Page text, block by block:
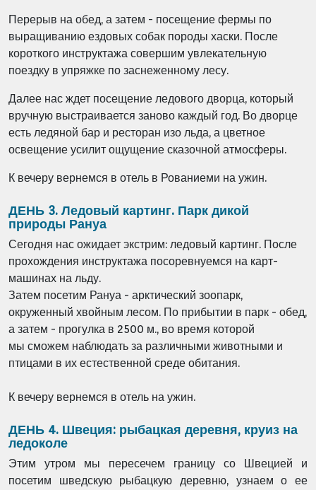
Перерыв на обед, а затем - посещение фермы по
выращиванию ездовых собак породы хаски. После
короткого инструктажа совершим увлекательную
поездку в упряжке по заснеженному лесу.
Далее нас ждет посещение ледового дворца, который
вручную выстраивается заново каждый год. Во дворце
есть ледяной бар и ресторан изо льда, а цветное
освещение усилит ощущение сказочной атмосферы.
К вечеру вернемся в отель в Рованиеми на ужин.
ДЕНЬ 3. Ледовый картинг. Парк дикой
природы Рануа
Сегодня нас ожидает экстрим: ледовый картинг. После
прохождения инструктажа посоревнуемся на карт-
машинах на льду.
Затем посетим Рануа - арктический зоопарк,
окруженный хвойным лесом. По прибытии в парк - обед,
а затем - прогулка в 2500 м., во время которой
мы сможем наблюдать за различными животными и
птицами в их естественной среде обитания.
К вечеру вернемся в отель на ужин.
ДЕНЬ 4. Швеция: рыбацкая деревня, круиз на
ледоколе
Этим утром мы пересечем границу со Швецией и
посетим шведскую рыбацкую деревню, узнаем о ее